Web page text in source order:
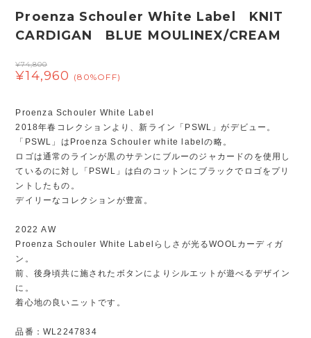
Proenza Schouler White Label KNIT
CARDIGAN BLUE MOULINEX/CREAM
¥74,800
¥14,960 (80%OFF)
Proenza Schouler White Label
2018年春コレクションより、新ライン「PSWL」がデビュー。
「PSWL」はProenza Schouler white labelの略。
ロゴは通常のラインが黒のサテンにブルーのジャカードのを使用し
ているのに対し「PSWL」は白のコットンにブラックでロゴをプリ
ントしたもの。
デイリーなコレクションが豊富。
2022 AW
Proenza Schouler White Labelらしさが光るWOOLカーディガ
ン。
前、後身頃共に施されたボタンによりシルエットが遊べるデザイン
に。
着心地の良いニットです。
品番：WL2247834